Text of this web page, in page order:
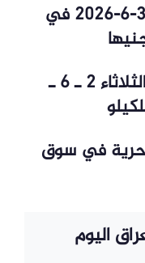
أسعار الفاكهة اليوم الأربعاء 3-6-2026 في
سعر كيلو الفراخ بالقليوبية الثلاثاء 2 ـ 6 ـ
في سوق
اليوم